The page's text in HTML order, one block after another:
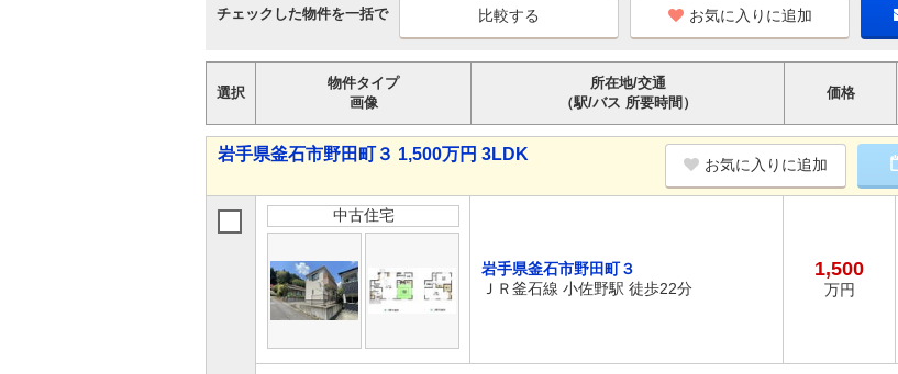
チェックした物件を一括で お気に入りに追加
選択
物件タイプ
画像
所在地/交通
（駅/バス 所要時間）
価格
岩手県釜石市野田町３ 1,500万円 3LDK
お気に入りに追加
中古住宅
岩手県釜石市野田町３
ＪＲ釜石線 小佐野駅 徒歩22分
1,500
万円